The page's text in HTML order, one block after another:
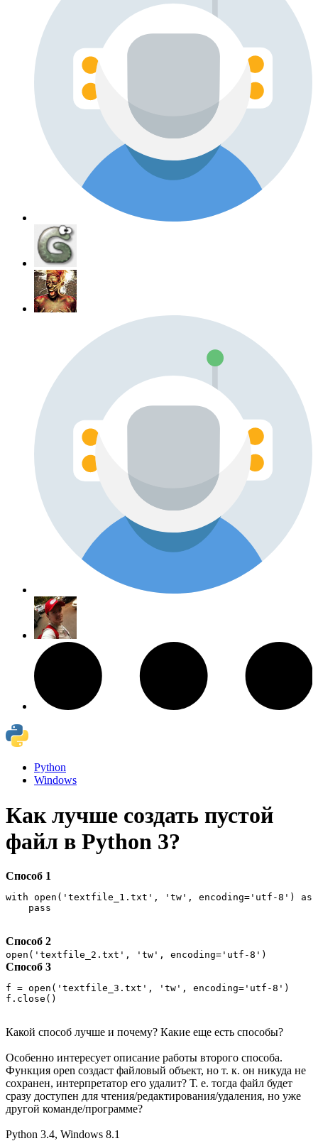
Python
Windows
Как лучше создать пустой
файл в Python 3?
Способ 1
with open('textfile_1.txt', 'tw', encoding='utf-8')
    pass
Способ 2
open('textfile_2.txt', 'tw', encoding='utf-8')
Способ 3
f = open('textfile_3.txt', 'tw', encoding='utf-8')
f.close()
Какой способ лучше и почему? Какие еще есть способы?
Особенно интересует описание работы второго способа.
Функция open создаст файловый объект, но т. к. он никуда не
сохранен, интерпретатор его удалит? Т. е. тогда файл будет
сразу доступен для чтения/редактирования/удаления, но уже
другой команде/программе?
Python 3.4, Windows 8.1